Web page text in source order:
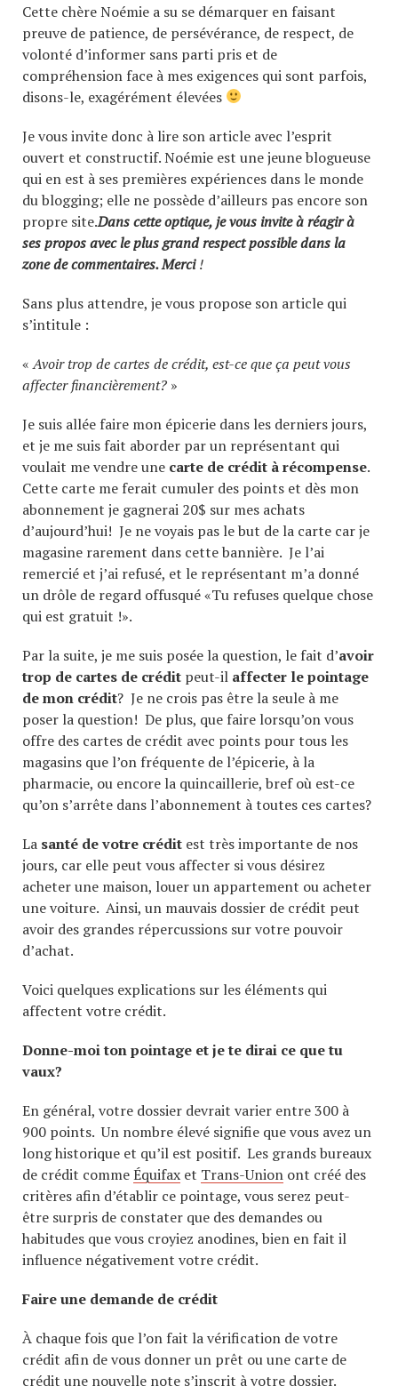
Cette chère Noémie a su se démarquer en faisant
preuve de patience, de persévérance, de respect, de
volonté d’informer sans parti pris et de
compréhension face à mes exigences qui sont parfois,
disons-le, exagérément élevées
Je vous invite donc à lire son article avec l’esprit
ouvert et constructif. Noémie est une jeune blogueuse
qui en est à ses premières expériences dans le monde
du blogging; elle ne possède d’ailleurs pas encore son
propre site.Dans cette optique, je vous invite à réagir à
ses propos avec le plus grand respect possible dans la
zone de commentaires. Merci!
Sans plus attendre, je vous propose son article qui
s’intitule :
«Avoir trop de cartes de crédit, est-ce que ça peut vous
affecter financièrement? »
Je suis allée faire mon épicerie dans les derniers jours,
et je me suis fait aborder par un représentant qui
voulait me vendre une carte de crédit à récompense.
Cette carte me ferait cumuler des points et dès mon
abonnement je gagnerai 20$ sur mes achats
d’aujourd’hui! Je ne voyais pas le but de la carte car je
magasine rarement dans cette bannière. Je l’ai
remercié et j’ai refusé, et le représentant m’a donné
un drôle de regard offusqué «Tu refuses quelque chose
qui est gratuit !».
Par la suite, je me suis posée la question, le fait d’avoir
trop de cartes de crédit peut-il affecter le pointage
de mon crédit? Je ne crois pas être la seule à me
poser la question! De plus, que faire lorsqu’on vous
offre des cartes de crédit avec points pour tous les
magasins que l’on fréquente de l’épicerie, à la
pharmacie, ou encore la quincaillerie, bref où est-ce
qu’on s’arrête dans l’abonnement à toutes ces cartes?
La santé de votre crédit est très importante de nos
jours, car elle peut vous affecter si vous désirez
acheter une maison, louer un appartement ou acheter
une voiture. Ainsi, un mauvais dossier de crédit peut
avoir des grandes répercussions sur votre pouvoir
d’achat.
Voici quelques explications sur les éléments qui
affectent votre crédit.
Donne-moi ton pointage et je te dirai ce que tu
vaux?
En général, votre dossier devrait varier entre 300 à
900 points. Un nombre élevé signifie que vous avez un
long historique et qu’il est positif. Les grands bureaux
de crédit commeÉquifax et Trans-Union ont créé des
critères afin d’établir ce pointage, vous serez peut-
être surpris de constater que des demandes ou
habitudes que vous croyiez anodines, bien en fait il
influence négativement votre crédit.
Faire une demande de crédit
À chaque fois que l’on fait la vérification de votre
crédit afin de vous donner un prêt ou une carte de
crédit une nouvelle note s’inscrit à votre dossier.